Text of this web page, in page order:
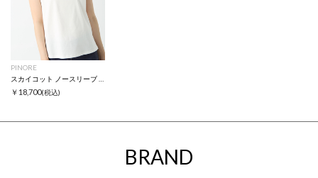
PINORE
￥18,700(税込)
BRAND